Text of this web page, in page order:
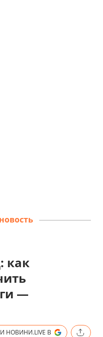
как
—
НОВИНИ.LIVE В